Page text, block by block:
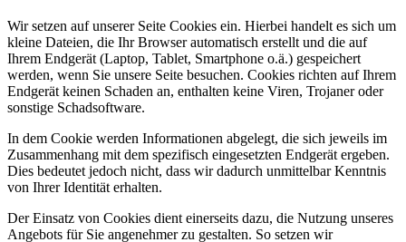
Wir setzen auf unserer Seite Cookies ein. Hierbei handelt es sich um
kleine Dateien, die Ihr Browser automatisch erstellt und die auf
Ihrem Endgerät (Laptop, Tablet, Smartphone o.ä.) gespeichert
werden, wenn Sie unsere Seite besuchen. Cookies richten auf Ihrem
Endgerät keinen Schaden an, enthalten keine Viren, Trojaner oder
sonstige Schadsoftware.
In dem Cookie werden Informationen abgelegt, die sich jeweils im
Zusammenhang mit dem spezifisch eingesetzten Endgerät ergeben.
Dies bedeutet jedoch nicht, dass wir dadurch unmittelbar Kenntnis
von Ihrer Identität erhalten.
Der Einsatz von Cookies dient einerseits dazu, die Nutzung unseres
Angebots für Sie angenehmer zu gestalten. So setzen wir